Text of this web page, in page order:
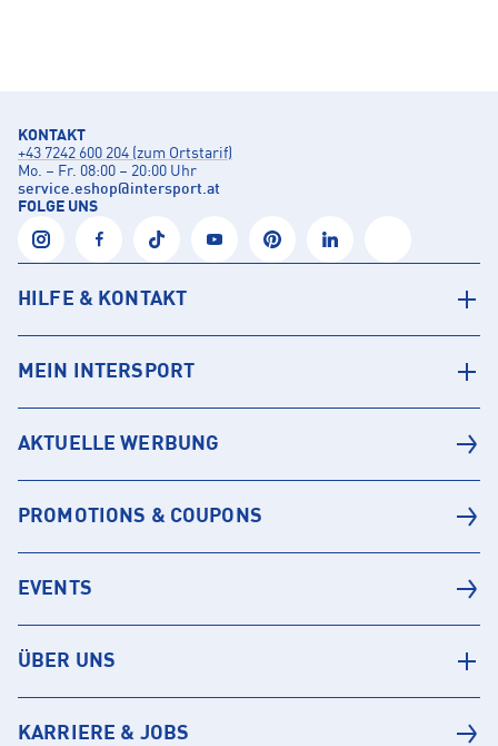
KONTAKT
+43 7242 600 204 (zum Ortstarif)
Mo. – Fr. 08:00 – 20:00 Uhr
service.eshop@intersport.at
FOLGE UNS
HILFE & KONTAKT
MEIN INTERSPORT
AKTUELLE WERBUNG
PROMOTIONS & COUPONS
EVENTS
ÜBER UNS
KARRIERE & JOBS